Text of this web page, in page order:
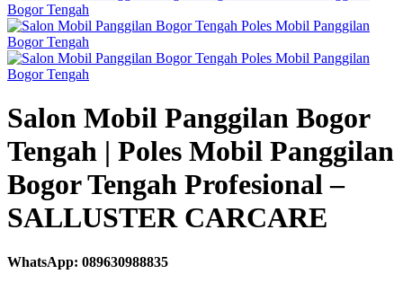
Salon Mobil Panggilan Bogor
Tengah | Poles Mobil Panggilan
Bogor Tengah Profesional –
SALLUSTER CARCARE
WhatsApp: 089630988835